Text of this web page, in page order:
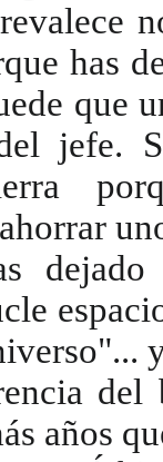
has
que
jefe.
del
años